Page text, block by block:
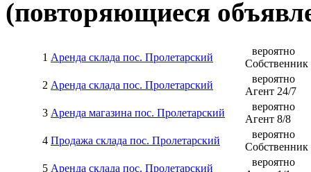
Другие объявления по
(повторяющиеся
1 Аренда склада пос. Пролетарский
вероятно
Собственник
2 Аренда склада пос. Пролетарский
вероятно
Агент 24/7
вероятно